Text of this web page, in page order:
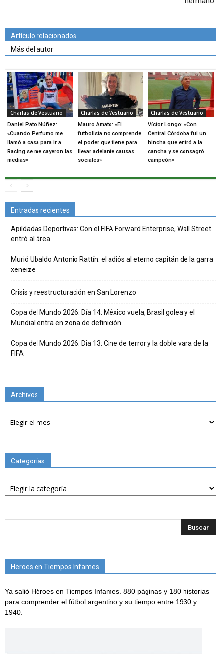
Artículo relacionados
Más del autor
Charlas de Vestuario
Daniel Pato Núñez:
«Cuando Perfumo me
llamó a casa para ir a
Racing se me cayeron las
medias»
Charlas de Vestuario
Mauro Amato: «El
futbolista no comprende
el poder que tiene para
llevar adelante causas
sociales»
Charlas de Vestuario
Víctor Longo: «Con
Central Córdoba fui un
hincha que entró a la
cancha y se consagró
campeón»
Entradas recientes
Apildadas Deportivas: Con el FIFA Forward Enterprise, Wall Street
entró al área
Murió Ubaldo Antonio Rattín: el adiós al eterno capitán de la garra
xeneize
Crisis y reestructuración en San Lorenzo
Copa del Mundo 2026. Día 14: México vuela, Brasil golea y el
Mundial entra en zona de definición
Copa del Mundo 2026. Dia 13: Cine de terror y la doble vara de la
FIFA
Archivos
Archivos
Categorías
Categorías
Heroes en Tiempos Infames
Ya salió Héroes en Tiempos Infames. 880 páginas y 180 historias
para comprender el fútbol argentino y su tiempo entre 1930 y
1940.